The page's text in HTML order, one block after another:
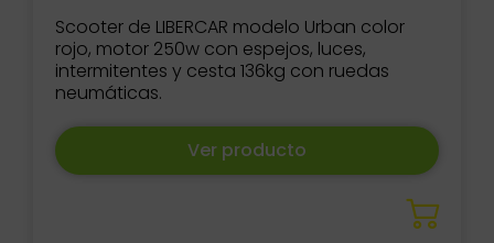
Scooter de LIBERCAR modelo Urban color
rojo, motor 250w con espejos, luces,
intermitentes y cesta 136kg con ruedas
neumáticas.
Ver producto